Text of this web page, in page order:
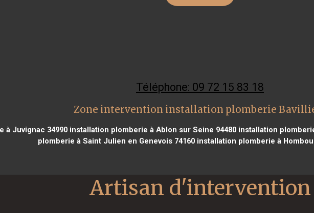
Téléphone: 09 72 15 83 18
Zone intervention installation plomberie
à Juvignac 34990installation plomberie à Ablon sur Seine 94480installation
plomberie à Saint Julien en Genevois 74160 installation plomberie à
Artisan d'intervention